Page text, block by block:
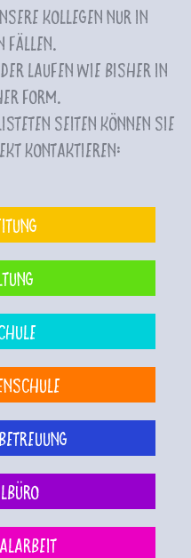
Kollegen nur in
Fällen.
laufen wie bisher in
Form.
Seiten können Sie
kontaktieren: